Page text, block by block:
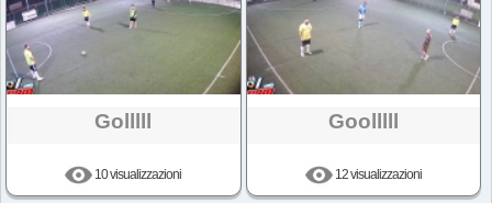
Golllll
10 visualizzazioni
Goolllll
12 visualizzazioni